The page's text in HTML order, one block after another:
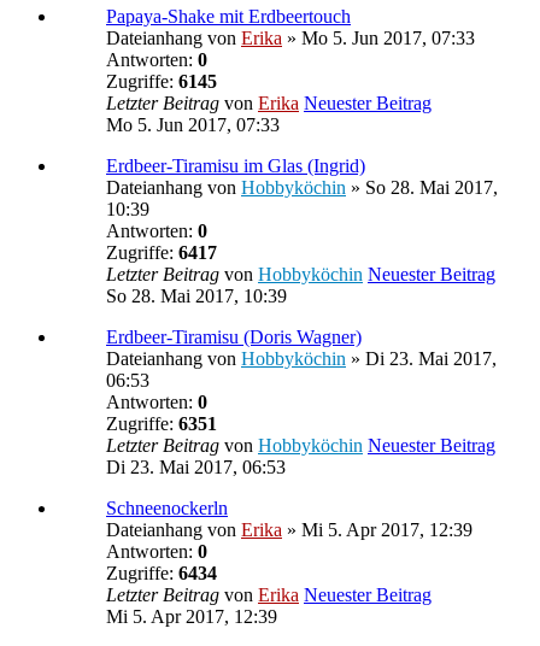
Papaya-Shake mit Erdbeertouch
Dateianhang von Erika » Mo 5. Jun 2017, 07:33
Antworten: 0
Zugriffe: 6145
Letzter Beitrag von Erika Neuester Beitrag
Mo 5. Jun 2017, 07:33
Erdbeer-Tiramisu im Glas (Ingrid)
Dateianhang von Hobbyköchin » So 28. Mai 2017,
10:39
Antworten: 0
Zugriffe: 6417
Letzter Beitrag von Hobbyköchin Neuester Beitrag
So 28. Mai 2017, 10:39
Erdbeer-Tiramisu (Doris Wagner)
Dateianhang von Hobbyköchin » Di 23. Mai 2017,
06:53
Antworten: 0
Zugriffe: 6351
Letzter Beitrag von Hobbyköchin Neuester Beitrag
Di 23. Mai 2017, 06:53
Schneenockerln
Dateianhang von Erika » Mi 5. Apr 2017, 12:39
Antworten: 0
Zugriffe: 6434
Letzter Beitrag von Erika Neuester Beitrag
Mi 5. Apr 2017, 12:39